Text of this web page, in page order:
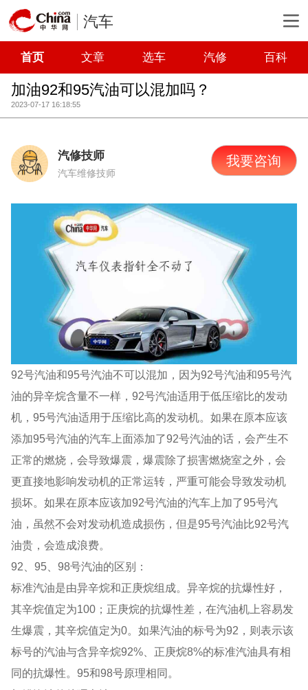
汽车
首页 文章 选车 汽修 百科
加油92和95汽油可以混加吗？
2023-07-17 16:18:55
汽修技师
汽车维修技师
我要咨询
92号汽油和95号汽油不可以混加，因为92号汽油和95号汽
油的异辛烷含量不一样，92号汽油适用于低压缩比的发动
机，95号汽油适用于压缩比高的发动机。如果在原本应该
添加95号汽油的汽车上面添加了92号汽油的话，会产生不
正常的燃烧，会导致爆震，爆震除了损害燃烧室之外，会
更直接地影响发动机的正常运转，严重可能会导致发动机
损坏。如果在原本应该加92号汽油的汽车上加了95号汽
油，虽然不会对发动机造成损伤，但是95号汽油比92号汽
油贵，会造成浪费。
92、95、98号汽油的区别：
标准汽油是由异辛烷和正庚烷组成。异辛烷的抗爆性好，
其辛烷值定为100；正庚烷的抗爆性差，在汽油机上容易发
生爆震，其辛烷值定为0。如果汽油的标号为92，则表示该
标号的汽油与含异辛烷92%、正庚烷8%的标准汽油具有相
同的抗爆性。95和98号原理相同。